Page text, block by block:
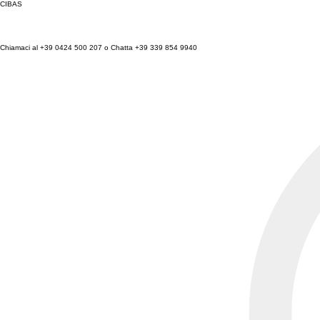
CIBAS
Chiamaci al +39 0424 500 207 o Chatta +39 339 854 9940